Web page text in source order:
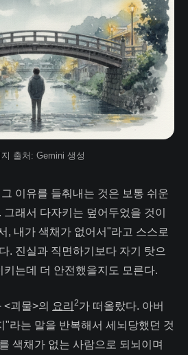
지 출처: Gemini 생성
이유를 들춰내는 것은 보통 쉬운
래서 다자키는 덮어두었을 것이
, 내가 색채가 없어서"라고 스스로
. 진실과 직면하기보다 자기 탓으
키는데 더 안전했을지도 모른다.
괴물>의 요리 2가 떠올랐다. 아버
"라는 말을 반복해서 세뇌당했던 것
색채가 없는 사람으로 되뇌이며